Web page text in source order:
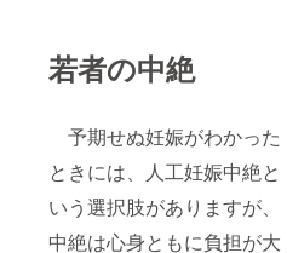
若者の中絶
予期せぬ妊娠がわかった
ときには、人工妊娠中絶と
いう選択肢がありますが、
中絶は心身ともに負担が大